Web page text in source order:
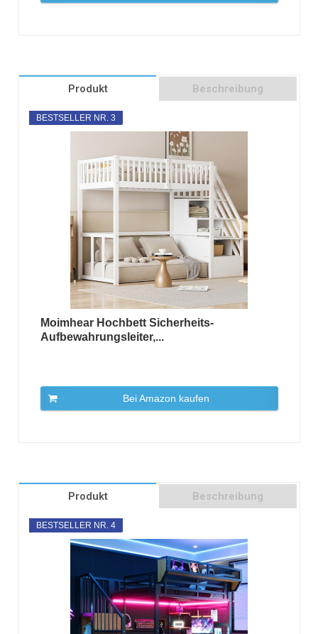
Produkt Beschreibung
BESTSELLER NR. 3
Moimhear Hochbett Sicherheits-
Aufbewahrungsleiter,...
Bei Amazon kaufen
Produkt Beschreibung
BESTSELLER NR. 4